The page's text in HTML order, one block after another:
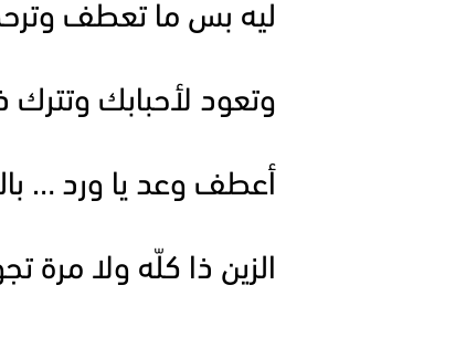
ليه بس ما تعطف
وتعود لأحبابك وتترك
أعطف وعد يا ورد …
الزين ذا كلّه ولا مرة